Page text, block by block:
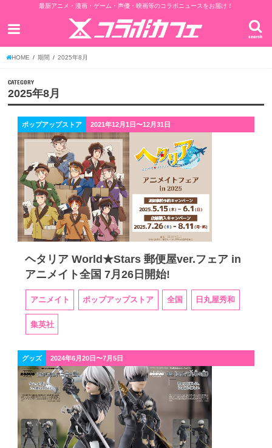
最新アニメ・漫画・ゲーム・声優・映画等のコラボニュースをお届け！
search
HOME 期間 2025年8月
CATEGORY
2025年8月
ポップアップストア 2021年12月1日〜12月31日
ヘタリア World★Stars 郵便屋ver.フェア in
アニメイト全国 7月26日開始!
アニメイト ポップアップストア 全国 日丸屋秀和
集英社
グッズ 2024年6月20日〜7月5日